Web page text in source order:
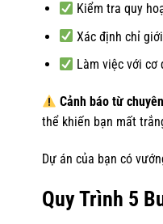
Kiểm tra quy
Xác định chỉ
Làm việc với
Cảnh báo từ
thể khiến bạn mất
Dự án của bạn có
Quy Trình 5